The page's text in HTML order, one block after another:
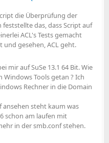
die Überprüfung der
feststellte das, dass Script auf
ACL's Tests gemacht
gesehen, ACL geht.
mir auf SuSe 13.1 64 Bit. Wie
Tools getan ? Ich
Rechner in die Domain
ansehen steht kaum was
schon am laufen mit
in der smb.conf stehen.